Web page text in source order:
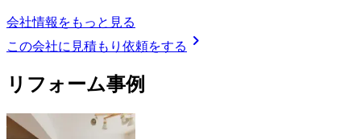
会社情報をもっと見る
この会社に見積もり依頼をする chevron_right
リフォーム事例